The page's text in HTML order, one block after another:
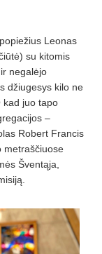
Leonas
su kitomis
negalėjo
džiugesys kilo ne
kad juo tapo
–
Robert Francis
metraščiuose
Šventąja,